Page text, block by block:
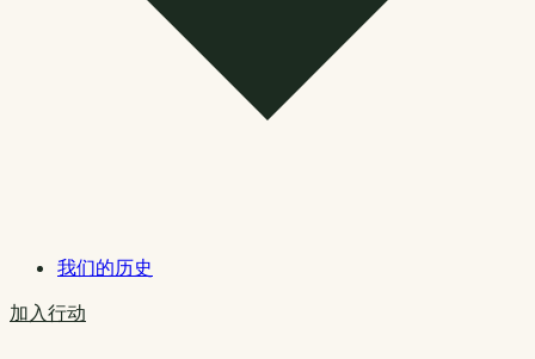
我们的历史
加入行动